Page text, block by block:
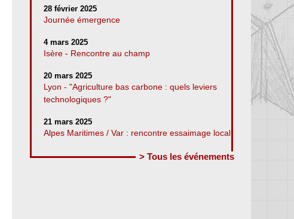
28 février 2025
Journée émergence
4 mars 2025
Isère - Rencontre au champ
20 mars 2025
Lyon - "Agriculture bas carbone : quels leviers
technologiques ?"
21 mars 2025
Alpes Maritimes / Var : rencontre essaimage local
> Tous les événements